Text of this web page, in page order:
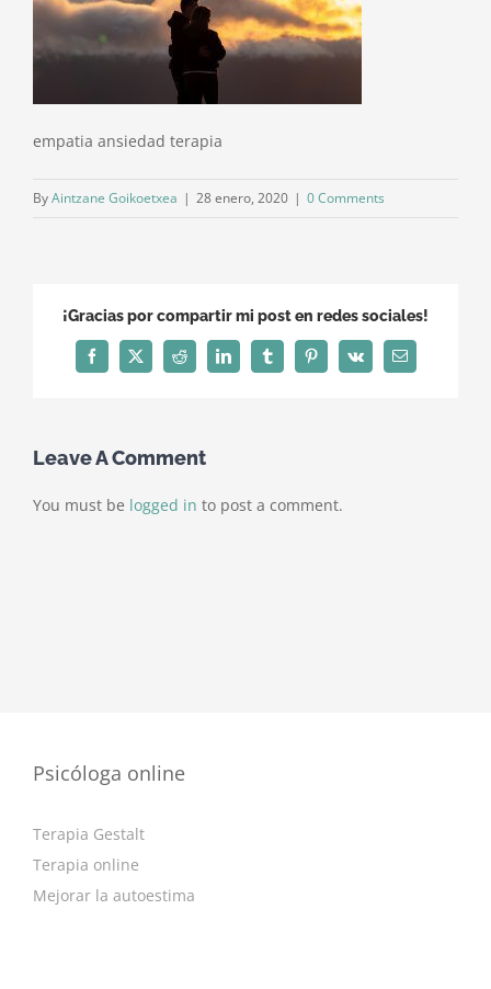
empatia ansiedad terapia
ByAintzane Goikoetxea | 28 enero, 2020 | 0 Comments
¡Gracias por compartir mi post en redes sociales!
Facebook
X Reddit LinkedInTumblrPinterest
Vk Email
Leave A Comment
You must be logged in to post a comment.
Psicóloga online
Terapia Gestalt
Terapia online
Mejorar la autoestima